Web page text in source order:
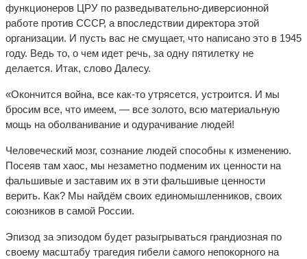
функционеров ЦРУ по разведывательно-диверсионной
работе против СССР, а впоследствии директора этой
организации. И пусть вас не смущает, что написано это в 1945
году. Ведь то, о чем идет речь, за одну пятилетку не
делается. Итак, слово Далесу.
«Окончится война, все как-то утрясется, устроится. И мы
бросим все, что имеем, — все золото, всю материальную
мощь на оболванивание и одурачивание людей!
Человеческий мозг, сознание людей способны к изменению.
Посеяв там хаос, мы незаметно подменим их ценности на
фальшивые и заставим их в эти фальшивые ценности
верить. Как? Мы найдём своих единомышленников, своих
союзников в самой России.
Эпизод за эпизодом будет разыгрываться грандиозная по
свое­му масштабу трагедия гибели самого непокорного на